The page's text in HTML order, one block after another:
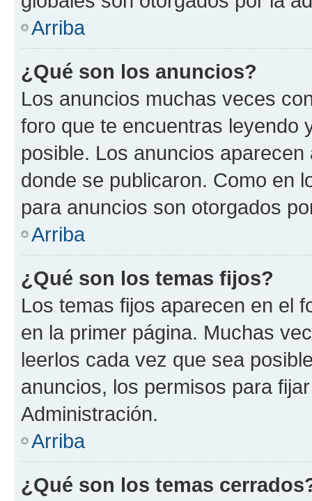
Arriba
¿Qué son los anuncios?
Los anuncios muchas veces
foro que te encuentras leyendo
posible. Los anuncios
donde se publicaron. Como en
para anuncios son otorgados
Arriba
¿Qué son los temas fijos?
Los temas fijos aparecen en el
en la primer página. Muchas
leerlos cada vez que sea
anuncios, los permisos para
Administración.
Arriba
¿Qué son los temas